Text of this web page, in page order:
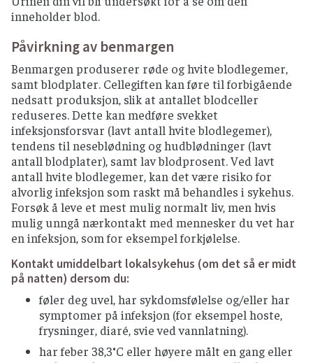
inneholder blod.
Påvirkning av benmargen
Benmargen produserer røde og hvite blodlegemer,
samt blodplater. Cellegiften kan føre til forbigående
nedsatt produksjon, slik at antallet blodceller
reduseres. Dette kan medføre svekket
infeksjonsforsvar (lavt antall hvite blodlegemer),
tendens til neseblødning og hudblødninger (lavt
antall blodplater), samt lav blodprosent. Ved lavt
antall hvite blodlegemer, kan det være risiko for
alvorlig infeksjon som raskt må behandles i sykehus.
Forsøk å leve et mest mulig normalt liv, men hvis
mulig unngå nærkontakt med mennesker du vet har
en infeksjon, som for eksempel forkjølelse.
Kontakt umiddelbart lokalsykehus (om det så er midt
på natten) dersom du:
føler deg uvel, har sykdomsfølelse og/eller har
symptomer på infeksjon (for eksempel hoste,
frysninger, diaré, svie ved vannlatning).
har feber 38,3°C eller høyere målt en gang eller